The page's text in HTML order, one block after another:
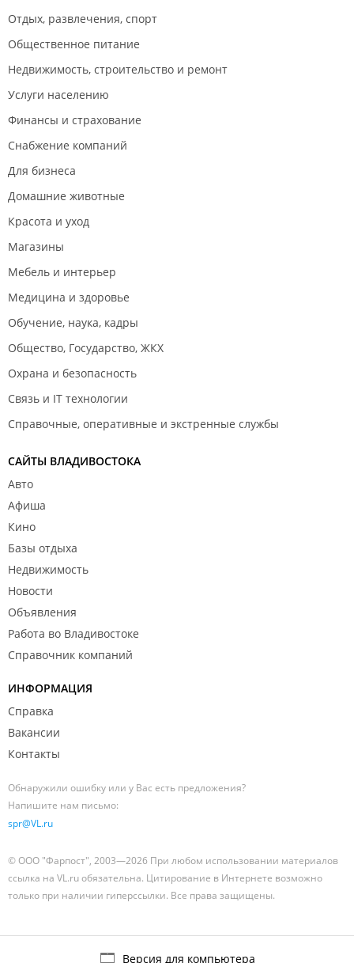
Отдых, развлечения, спорт
Общественное питание
Недвижимость, строительство и ремонт
Услуги населению
Финансы и страхование
Снабжение компаний
Для бизнеса
Домашние животные
Красота и уход
Магазины
Мебель и интерьер
Медицина и здоровье
Обучение, наука, кадры
Общество, Государство, ЖКХ
Охрана и безопасность
Связь и IT технологии
Справочные, оперативные и экстренные службы
САЙТЫ ВЛАДИВОСТОКА
Авто
Афиша
Кино
Базы отдыха
Недвижимость
Новости
Объявления
Работа во Владивостоке
Справочник компаний
ИНФОРМАЦИЯ
Справка
Вакансии
Контакты
Обнаружили ошибку или у Вас есть предложения?
Напишите нам письмо:
spr@VL.ru
© ООО "Фарпост", 2003—2026 При любом использовании материалов
ссылка на VL.ru обязательна. Цитирование в Интернете возможно
только при наличии гиперссылки. Все права защищены.
Версия для компьютера